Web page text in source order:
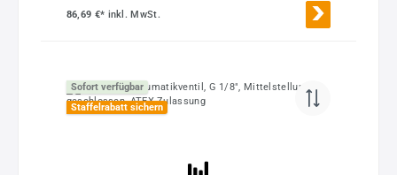
86,69 €* inkl. MwSt.
Sofort verfügbar
Staffelrabatt sichern